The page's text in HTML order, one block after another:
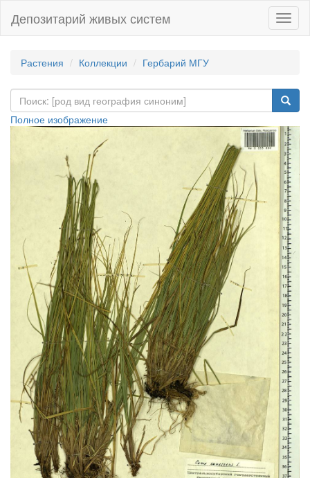
Депозитарий живых систем
Растения Коллекции Гербарий МГУ
Полное изображение